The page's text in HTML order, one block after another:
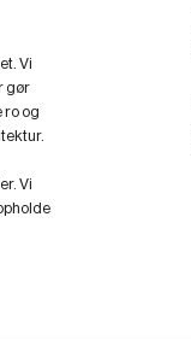
Vi
gør
ro og
Vi